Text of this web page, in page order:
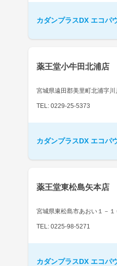
カダンプラスDX エコパ
薬王堂小牛田北浦店
宮城県遠田郡美里町北浦字川
TEL: 0229-25-5373
カダンプラスDX エコパ
薬王堂東松島矢本店
宮城県東松島市あおい１－１
TEL: 0225-98-5271
カダンプラスDX エコパ